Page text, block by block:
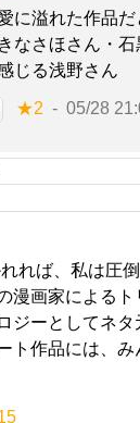
に溢れた作品
なさほさん・
じる浅野さん
★2 05/28
れば、私は圧
漫画家によるト
ジーとしてネタ
ト作品には、